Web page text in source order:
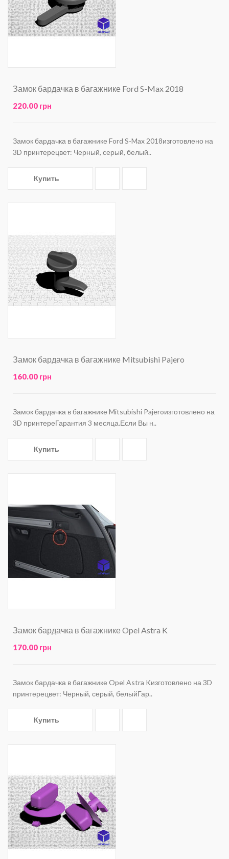
Замок бардачка в багажнике Ford S-Max 2018
220.00 грн
Замок бардачка в багажнике Ford S-Max 2018изготовлено на
3D принтерецвет: Черный, серый, белый..
Купить
Замок бардачка в багажнике Mitsubishi Pajero
160.00 грн
Замок бардачка в багажнике Mitsubishi Pajeroизготовлено на
3D принтереГарантия 3 месяца.Если Вы н..
Купить
Замок бардачка в багажнике Opel Astra K
170.00 грн
Замок бардачка в багажнике Opel Astra Kизготовлено на 3D
принтерецвет: Черный, серый, белыйГар..
Купить